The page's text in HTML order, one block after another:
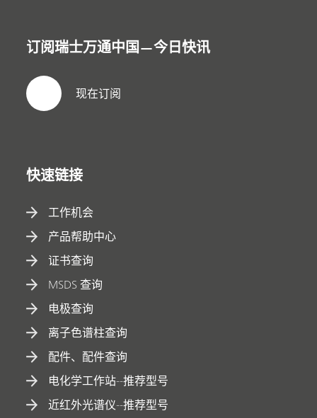
订阅瑞士万通中国—今日快讯
现在订阅
快速链接
工作机会
产品帮助中心
证书查询
MSDS 查询
电极查询
离子色谱柱查询
配件、配件查询
电化学工作站--推荐型号
近红外光谱仪--推荐型号